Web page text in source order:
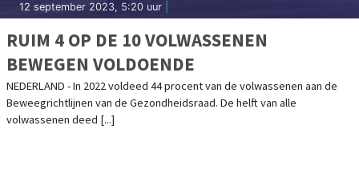
12 september 2023, 5:20 uur
RUIM 4 OP DE 10 VOLWASSENEN
BEWEGEN VOLDOENDE
NEDERLAND - In 2022 voldeed 44 procent van de volwassenen aan de
Beweegrichtlijnen van de Gezondheidsraad. De helft van alle
volwassenen deed [...]